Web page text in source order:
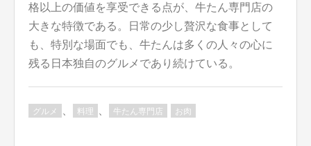
格以上の価値を享受できる点が、牛たん専門店の
大きな特徴である。日常の少し贅沢な食事として
も、特別な場面でも、牛たんは多くの人々の心に
残る日本独自のグルメであり続けている。
グルメ 料理 牛たん専門店 お肉